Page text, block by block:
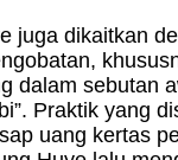
juga dikaitkan
dalam sebutan
Praktik yang
uang kertas